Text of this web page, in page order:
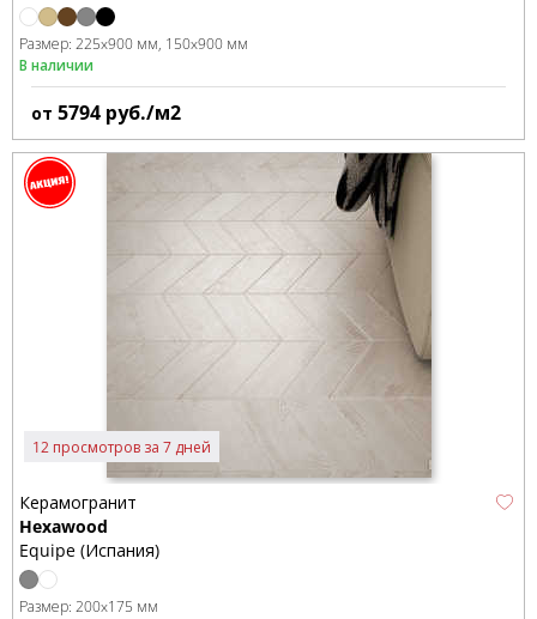
Размер: 225x900 мм 150x900 мм
В наличии
от 5794 руб./м2
12 просмотров за 7 дней
Керамогранит
Hexawood
Equipe (Испания)
Размер: 200x175 мм